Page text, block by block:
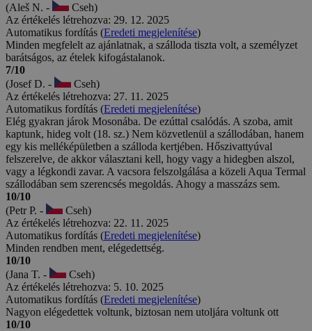
(Aleš N. -
Cseh)
Az értékelés létrehozva: 29. 12. 2025
Automatikus fordítás (Eredeti megjelenítése)
Minden megfelelt az ajánlatnak, a szálloda tiszta volt, a személyzet
barátságos, az ételek kifogástalanok.
7/10
(Josef D. -
Cseh)
Az értékelés létrehozva: 27. 11. 2025
Automatikus fordítás (Eredeti megjelenítése)
Elég gyakran járok Mosonába. De ezúttal csalódás. A szoba, amit
kaptunk, hideg volt (18. sz.) Nem közvetlenül a szállodában, hanem
egy kis melléképületben a szálloda kertjében. Hőszivattyúval
felszerelve, de akkor választani kell, hogy vagy a hidegben alszol,
vagy a légkondi zavar. A vacsora felszolgálása a közeli Aqua Termal
szállodában sem szerencsés megoldás. Ahogy a masszázs sem.
10/10
(Petr P. -
Cseh)
Az értékelés létrehozva: 22. 11. 2025
Automatikus fordítás (Eredeti megjelenítése)
Minden rendben ment, elégedettség.
10/10
(Jana T. -
Cseh)
Az értékelés létrehozva: 5. 10. 2025
Automatikus fordítás (Eredeti megjelenítése)
Nagyon elégedettek voltunk, biztosan nem utoljára voltunk ott
10/10